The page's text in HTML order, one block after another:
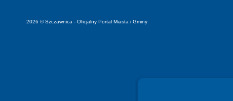
2026 © Szczawnica - Oficjalny Portal Miasta i Gminy